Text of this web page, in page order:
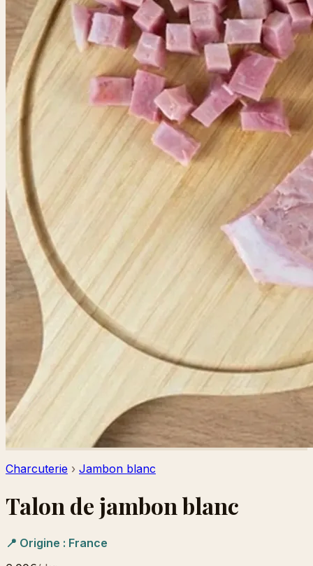
Charcuterie › Jambon blanc
Talon de jambon blanc
📍 Origine : France